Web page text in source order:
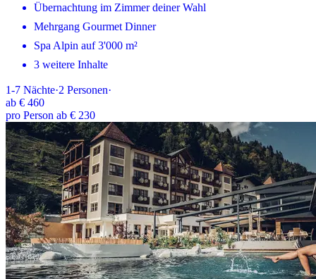
Übernachtung im Zimmer deiner Wahl
Mehrgang Gourmet Dinner
Spa Alpin auf 3'000 m²
3 weitere Inhalte
1-7 Nächte·2 Personen·
ab € 460
pro Person ab € 230